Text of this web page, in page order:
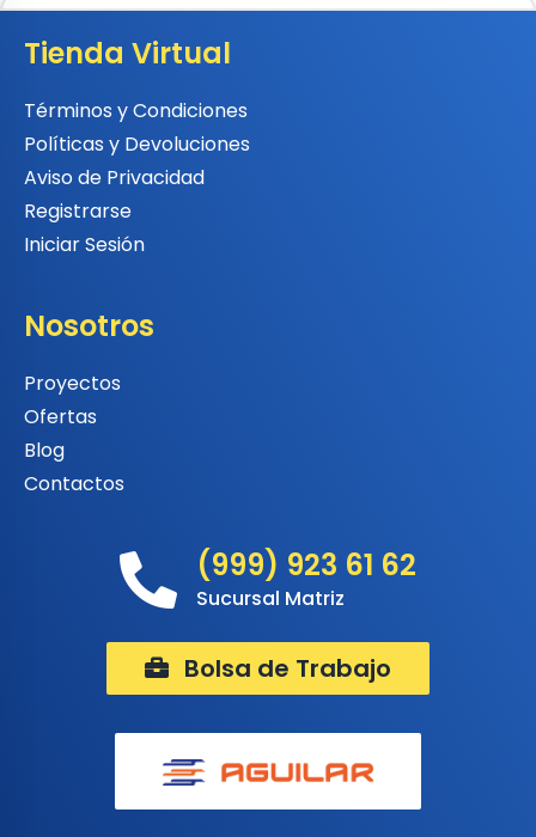
Tienda Virtual
Términos y Condiciones
Políticas y Devoluciones
Aviso de Privacidad
Registrarse
Iniciar Sesión
Nosotros
Proyectos
Ofertas
Blog
Contactos
(999) 923 61 62
Sucursal Matriz
Bolsa de Trabajo